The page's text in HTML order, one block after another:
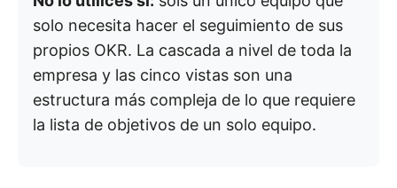
solo necesita hacer el seguimiento de sus
propios OKR. La cascada a nivel de toda la
empresa y las cinco vistas son una
estructura más compleja de lo que requiere
la lista de objetivos de un solo equipo.